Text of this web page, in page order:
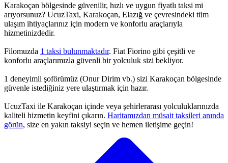
Karakoçan bölgesinde güvenilir, hızlı ve uygun fiyatlı taksi mi
arıyorsunuz? UcuzTaxi, Karakoçan, Elazığ ve çevresindeki tüm
ulaşım ihtiyaçlarınız için modern ve konforlu araçlarıyla
hizmetinizdedir.
Filomuzda 1 taksi bulunmaktadır. Fiat Fiorino gibi çeşitli ve
konforlu araçlarımızla güvenli bir yolculuk sizi bekliyor.
1 deneyimli şoförümüz (Onur Dirim vb.) sizi Karakoçan bölgesinde
güvenle istediğiniz yere ulaştırmak için hazır.
UcuzTaxi ile Karakoçan içinde veya şehirlerarası yolculuklarınızda
kaliteli hizmetin keyfini çıkarın. Haritamızdan müsait taksileri anında
görün, size en yakın taksiyi seçin ve hemen iletişime geçin!